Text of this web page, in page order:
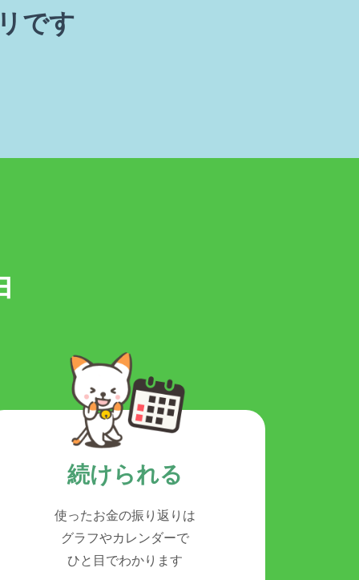
です
続けられる
使ったお金の振り返りは
グラフやカレンダーで
ひと目でわかります